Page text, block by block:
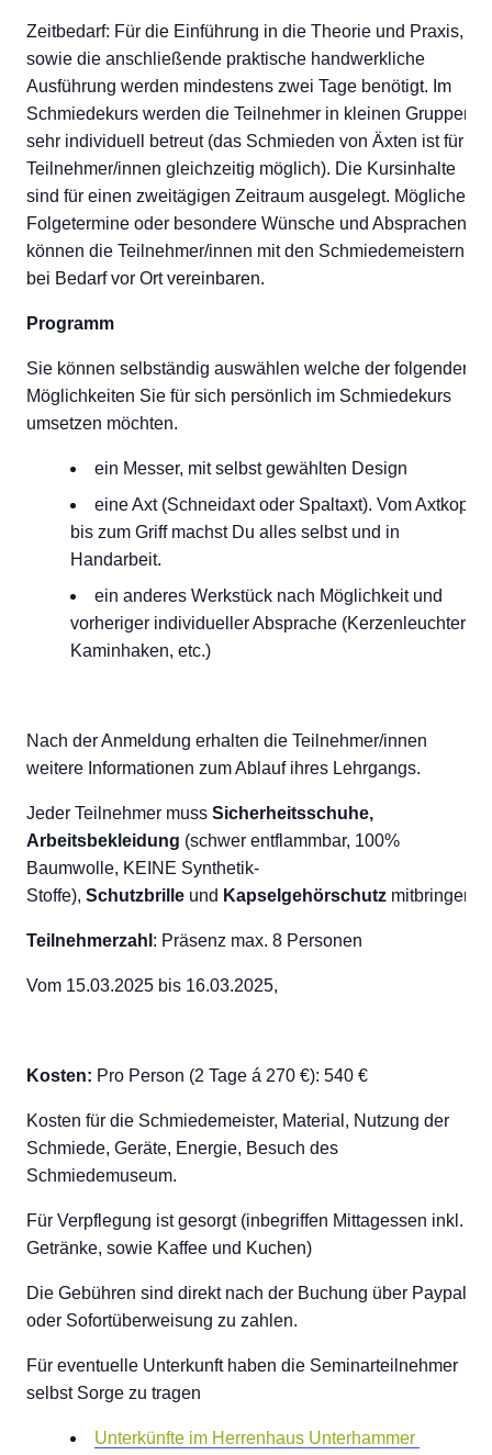
Zeitbedarf: Für die Einführung in die Theorie und Praxis,
sowie die anschließende praktische handwerkliche
Ausführung werden mindestens zwei Tage benötigt. Im
Schmiedekurs werden die Teilnehmer in kleinen Gruppen
sehr individuell betreut (das Schmieden von Äxten ist für 4
Teilnehmer/innen gleichzeitig möglich). Die Kursinhalte
sind für einen zweitägigen Zeitraum ausgelegt. Mögliche
Folgetermine oder besondere Wünsche und Absprachen
können die Teilnehmer/innen mit den Schmiedemeistern
bei Bedarf vor Ort vereinbaren.
Programm
Sie können selbständig auswählen welche der folgenden
Möglichkeiten Sie für sich persönlich im Schmiedekurs
umsetzen möchten.
ein Messer, mit selbst gewählten Design
eine Axt (Schneidaxt oder Spaltaxt). Vom Axtkopf
bis zum Griff machst Du alles selbst und in
Handarbeit.
ein anderes Werkstück nach Möglichkeit und
vorheriger individueller Absprache (Kerzenleuchter,
Kaminhaken, etc.)
Nach der Anmeldung erhalten die Teilnehmer/innen
weitere Informationen zum Ablauf ihres Lehrgangs.
Jeder Teilnehmer muss Sicherheitsschuhe,
Arbeitsbekleidung (schwer entflammbar, 100%
Baumwolle, KEINE Synthetik-
Stoffe), Schutzbrille und Kapselgehörschutz mitbringen.
Teilnehmerzahl : Präsenz max. 8 Personen
Vom 15.03.2025 bis 16.03.2025,
Kosten: Pro Person (2 Tage á 270 €): 540 €
Kosten für die Schmiedemeister, Material, Nutzung der
Schmiede, Geräte, Energie, Besuch des
Schmiedemuseum.
Für Verpflegung ist gesorgt (inbegriffen Mittagessen inkl.
Getränke, sowie Kaffee und Kuchen)
Die Gebühren sind direkt nach der Buchung über Paypal
oder Sofortüberweisung zu zahlen.
Für eventuelle Unterkunft haben die Seminarteilnehmer
selbst Sorge zu tragen
Unterkünfte im Herrenhaus Unterhammer